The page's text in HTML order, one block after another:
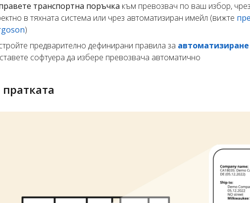
транспортна поръчка към превозвач по ваш избор,
в тяхната система или чрез автоматизиран имейл (вижте
)
предварително дефинирани правила за
софтуера да избере превозвача автоматично